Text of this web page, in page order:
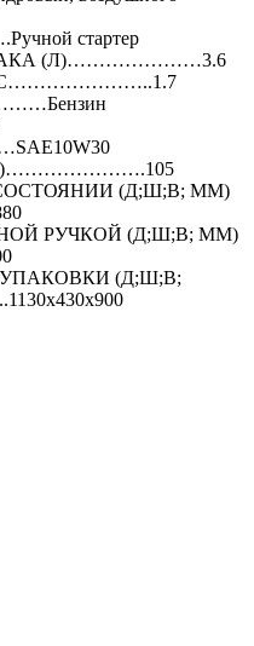
стартер
(Л)…………………3.6
(Д;Ш;В; ММ)
РУЧКОЙ (Д;Ш;В; ММ)
(Д;Ш;В;